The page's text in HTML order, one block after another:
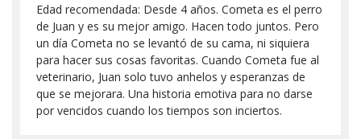
Edad recomendada: Desde 4 años. Cometa es el perro
de Juan y es su mejor amigo. Hacen todo juntos. Pero
un día Cometa no se levantó de su cama, ni siquiera
para hacer sus cosas favoritas. Cuando Cometa fue al
veterinario, Juan solo tuvo anhelos y esperanzas de
que se mejorara. Una historia emotiva para no darse
por vencidos cuando los tiempos son inciertos.